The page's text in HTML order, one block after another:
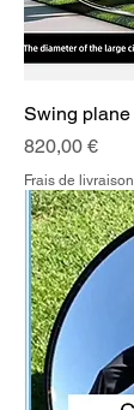
Swing plane
Prix
820,00 €
Frais de livraison